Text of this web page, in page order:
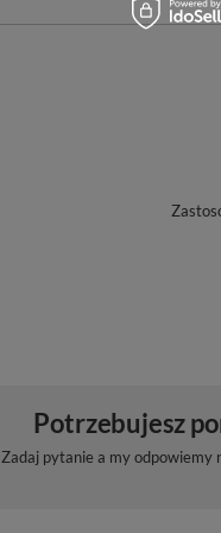
Potrzebujesz
Zadaj pytanie a my odpowiemy